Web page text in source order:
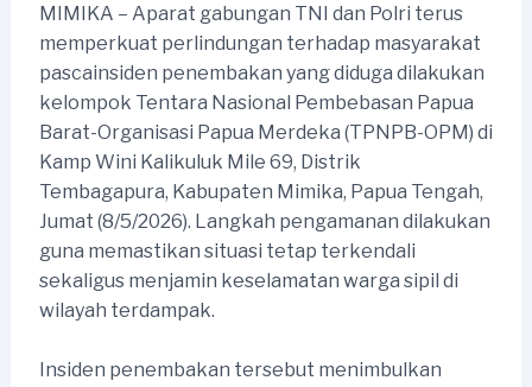
MIMIKA – Aparat gabungan TNI dan Polri terus
memperkuat perlindungan terhadap masyarakat
pascainsiden penembakan yang diduga dilakukan
kelompok Tentara Nasional Pembebasan Papua
Barat-Organisasi Papua Merdeka (TPNPB-OPM) di
Kamp Wini Kalikuluk Mile 69, Distrik
Tembagapura, Kabupaten Mimika, Papua Tengah,
Jumat (8/5/2026). Langkah pengamanan dilakukan
guna memastikan situasi tetap terkendali
sekaligus menjamin keselamatan warga sipil di
wilayah terdampak.
Insiden penembakan tersebut menimbulkan